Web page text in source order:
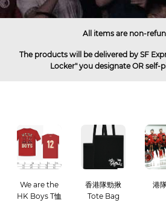
All items are non-
The products will be delivered by SF
Locker" you designate OR self-
We are the
HK Boys T恤
香港隊勁揪
Tote Bag
港